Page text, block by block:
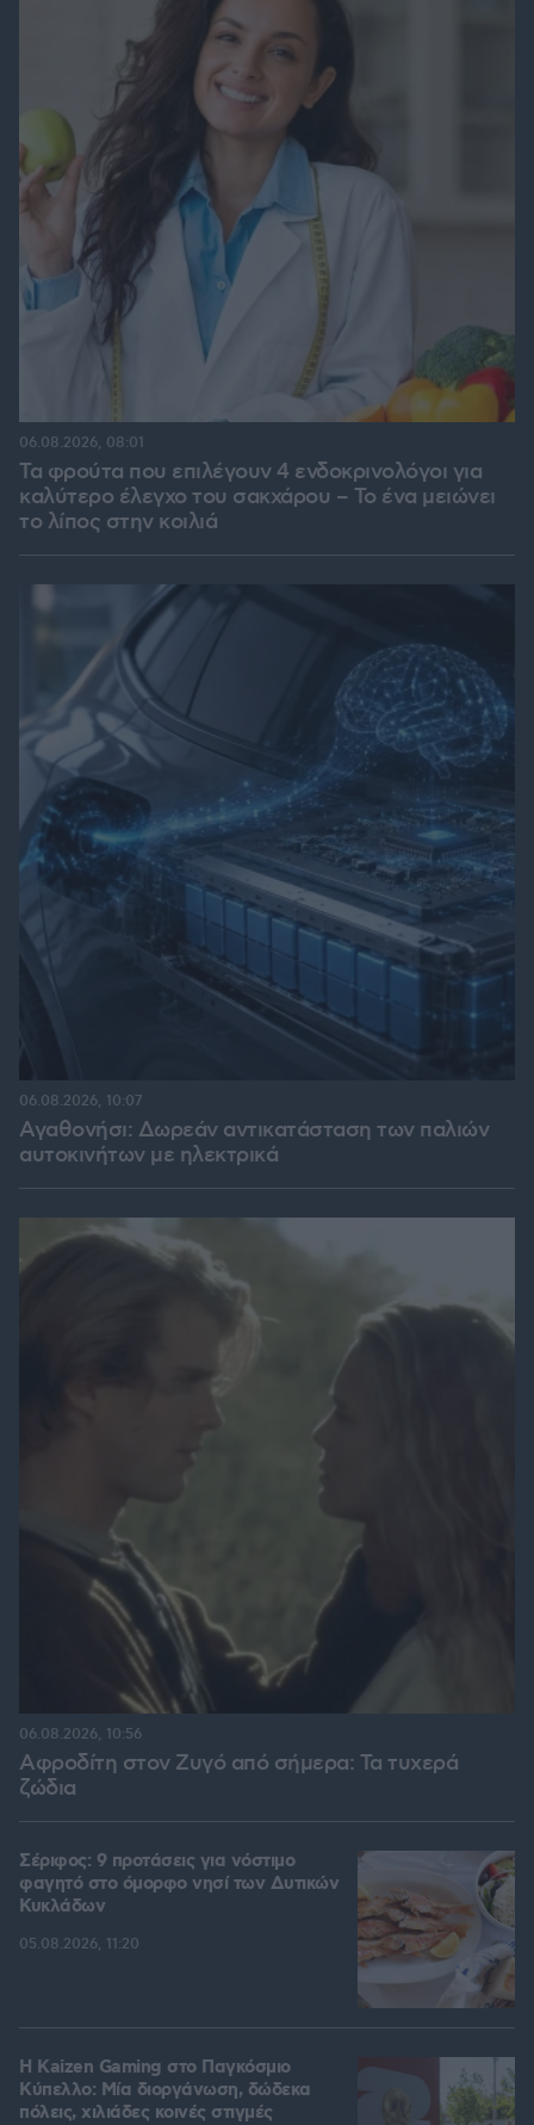
Τα φρούτα που επιλέγουν 4 ενδοκρινολόγοι για
καλύτερο έλεγχο του σακχάρου – Το ένα μειώνει
το λίπος στην κοιλιά
06.08.2026, 08:01
Αγαθονήσι: Δωρεάν αντικατάσταση των παλιών
αυτοκινήτων με ηλεκτρικά
06.08.2026, 10:07
Αφροδίτη στον Ζυγό από σήμερα: Τα τυχερά
ζώδια
06.08.2026, 10:56
Σέριφος: 9 προτάσεις για νόστιμο
φαγητό στο όμορφο νησί των Δυτικών
Κυκλάδων
05.08.2026, 11:20
H Kaizen Gaming στο Παγκόσμιο
Kύπελλο: Μία διοργάνωση, δώδεκα
πόλεις, χιλιάδες κοινές στιγμές